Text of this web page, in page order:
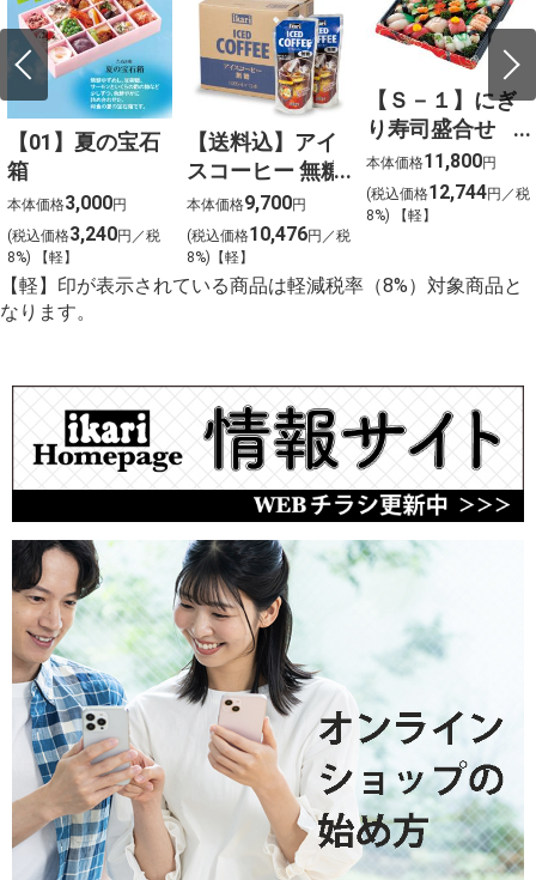
【01】夏の宝石
箱
本体価格3,000円
(税込価格3,240円／税
8%) 【軽】
【送料込】アイ
スコーヒー 無糖
〈ケース販売〉
本体価格9,700円
(税込価格10,476円／税
8%)【軽】
【Ｓ－１】にぎ
り寿司盛合せ
（上）〈４人
前〉
本体価格11,800円
(税込価格12,744円／税
8%) 【軽】
【軽】印が表示されている商品は軽減税率（8%）対象商品と
なります。